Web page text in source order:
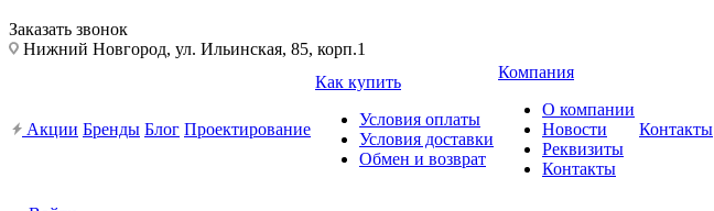
Заказать звонок
Нижний Новгород, ул. Ильинская, 85, корп.1
Акции Бренды Блог Проектирование
Как купить
Условия оплаты
Условия доставки
Обмен и возврат
Компания
О компании
Новости
Реквизиты
Контакты
Контакты